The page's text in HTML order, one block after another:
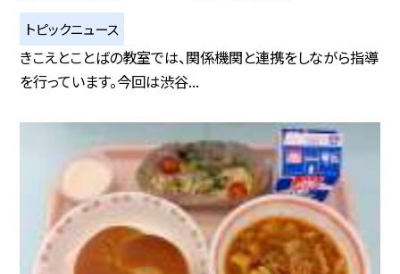
トピックニュース
きこえとことばの教室では、関係機関と連携をしながら指導
を行っています。今回は渋谷...